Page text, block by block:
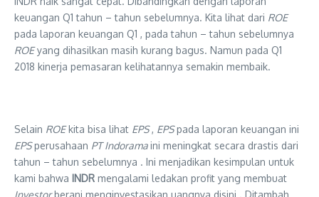
keuangan Q1 tahun – tahun sebelumnya. Kita lihat dari ROE
pada laporan keuangan Q1 , pada tahun – tahun sebelumnya
ROEyang dihasilkan masih kurang bagus. Namun pada Q1
2018 kinerja pemasaran kelihatannya semakin membaik.
Selain ROEkita bisa lihat EPS, EPSpada laporan keuangan ini
EPSperusahaan PT Indoramaini meningkat secara drastis dari
tahun – tahun sebelumnya . Ini menjadikan kesimpulan untuk
kami bahwa INDR mengalami ledakan profit yang membuat